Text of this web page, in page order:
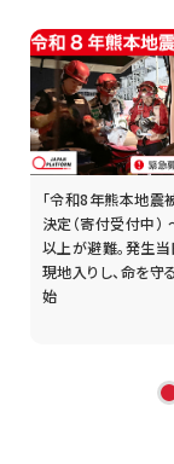
「令和8年熊本地震
決定（寄付受付中
以上が避難。発生
現地入りし、命を守
始